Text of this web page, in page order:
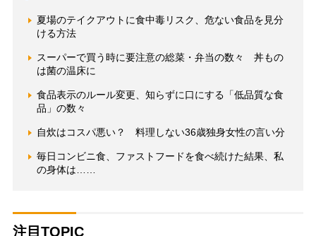
夏場のテイクアウトに食中毒リスク、危ない食品を見分
ける方法
スーパーで買う時に要注意の総菜・弁当の数々 丼もの
は菌の温床に
食品表示のルール変更、知らずに口にする「低品質な食
品」の数々
自炊はコスパ悪い？ 料理しない36歳独身女性の言い分
毎日コンビニ食、ファストフードを食べ続けた結果、私
の身体は……
注目TOPIC